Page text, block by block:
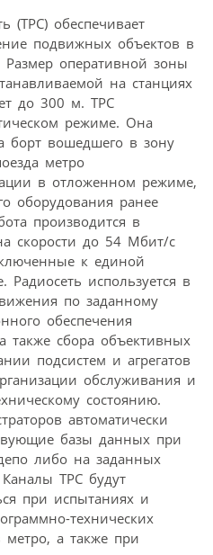
(TРС) обеспечивает
подвижных объектов в
Размер оперативной зоны
на станциях
до 300 м. ТРС
режиме. Она
борт вошедшего в зону
метро
в отложенном режиме,
оборудования ранее
производится в
скорости до 54 Мбит/с
к единой
используется в
по заданному
обеспечения
также сбора объективных
подсистем и агрегатов
обслуживания и
состоянию.
автоматически
базы данных при
либо на заданных
ТРС будут
при испытаниях и
технических
метро, а также при